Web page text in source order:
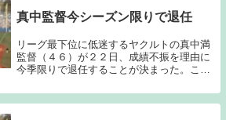
真中監督今シーズン限りで退任
リーグ最下位に低迷するヤクルトの真中満
監督（４６）が２２日、成績不振を理由に
今季限りで退任することが決まった。この
じ、「なかなか結果が出ずにこういう状況
になってしまった。ファンにこれ以上迷惑